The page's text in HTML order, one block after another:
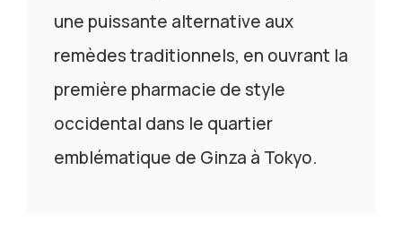
une puissante alternative aux
remèdes traditionnels, en ouvrant la
première pharmacie de style
occidental dans le quartier
emblématique de Ginza à Tokyo.